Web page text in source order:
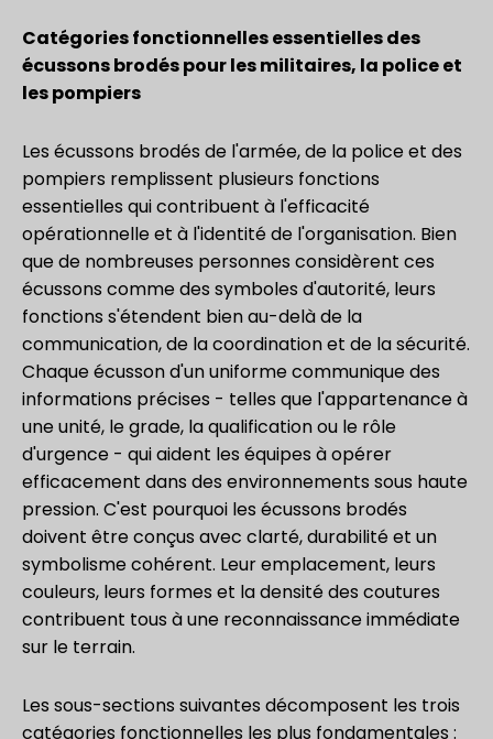
Catégories fonctionnelles essentielles des
écussons brodés pour les militaires, la police et
les pompiers
Les écussons brodés de l'armée, de la police et des
pompiers remplissent plusieurs fonctions
essentielles qui contribuent à l'efficacité
opérationnelle et à l'identité de l'organisation. Bien
que de nombreuses personnes considèrent ces
écussons comme des symboles d'autorité, leurs
fonctions s'étendent bien au-delà de la
communication, de la coordination et de la sécurité.
Chaque écusson d'un uniforme communique des
informations précises - telles que l'appartenance à
une unité, le grade, la qualification ou le rôle
d'urgence - qui aident les équipes à opérer
efficacement dans des environnements sous haute
pression. C'est pourquoi les écussons brodés
doivent être conçus avec clarté, durabilité et un
symbolisme cohérent. Leur emplacement, leurs
couleurs, leurs formes et la densité des coutures
contribuent tous à une reconnaissance immédiate
sur le terrain.
Les sous-sections suivantes décomposent les trois
catégories fonctionnelles les plus fondamentales :